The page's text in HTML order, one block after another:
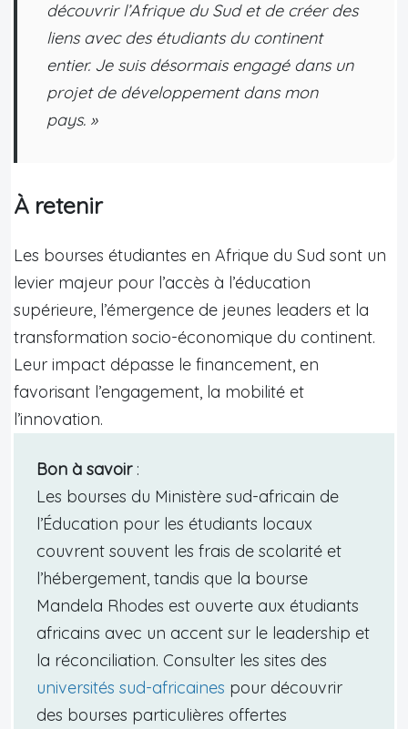
découvrir l’Afrique du Sud et de créer des
liens avec des étudiants du continent
entier. Je suis désormais engagé dans un
projet de développement dans mon
pays. »
À retenir
Les bourses étudiantes en Afrique du Sud sont un
levier majeur pour l’accès à l’éducation
supérieure, l’émergence de jeunes leaders et la
transformation socio-économique du continent.
Leur impact dépasse le financement, en
favorisant l’engagement, la mobilité et
l’innovation.
Bon à savoir:
Les bourses du Ministère sud-africain de
l’Éducation pour les étudiants locaux
couvrent souvent les frais de scolarité et
l’hébergement, tandis que la bourse
Mandela Rhodes est ouverte aux étudiants
africains avec un accent sur le leadership et
la réconciliation. Consulter les sites des
universités sud-africaines pour découvrir
des bourses particulières offertes